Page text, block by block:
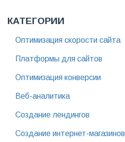
КАТЕГОРИИ
Оптимизация скорости сайта
Платформы для сайтов
Оптимизация конверсии
Веб-аналитика
Создание лендингов
Создание интернет-магазинов